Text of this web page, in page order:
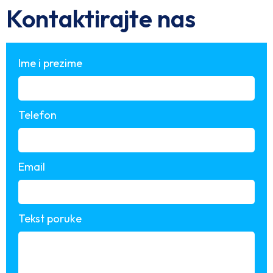
Kontaktirajte nas
Ime i prezime
Telefon
Email
Tekst poruke